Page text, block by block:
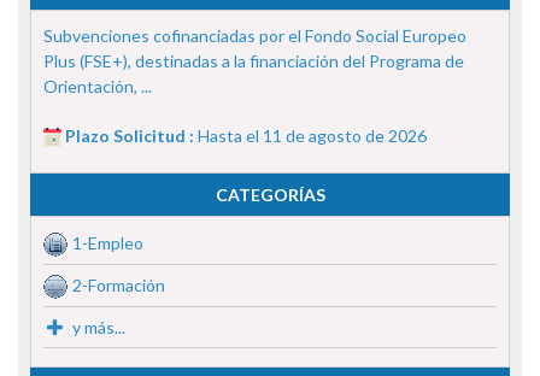
Subvenciones cofinanciadas por el Fondo Social Europeo
Plus (FSE+), destinadas a la financiación del Programa de
Orientación, ...
Plazo Solicitud : Hasta el 11 de agosto de 2026
CATEGORÍAS
1-Empleo
2-Formación
y más...